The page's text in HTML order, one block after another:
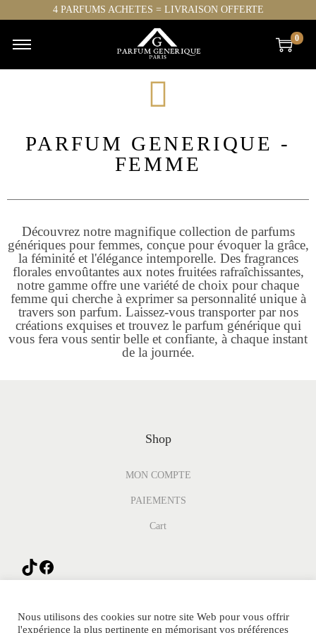
4 PARFUMS ACHETES = LIVRAISON OFFERTE
0
PARFUM GENERIQUE -
FEMME
Découvrez notre magnifique collection de parfums
génériques pour femmes, conçue pour évoquer la grâce,
la féminité et l'élégance intemporelle. Des fragrances
florales envoûtantes aux notes fruitées rafraîchissantes,
notre gamme offre une variété de choix pour chaque
femme qui cherche à exprimer sa personnalité unique à
travers son parfum. Laissez-vous transporter par nos
créations exquises et trouvez le parfum générique qui
vous fera vous sentir belle et confiante, à chaque instant
de la journée.
Shop
MON COMPTE
PAIEMENTS
Cart
Nous utilisons des cookies sur notre site Web pour vous offrir
l'expérience la plus pertinente en mémorisant vos préférences